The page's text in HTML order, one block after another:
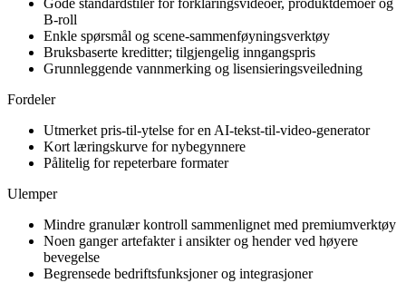
Gode standardstiler for forklaringsvideoer, produktdemoer og
B-roll
Enkle spørsmål og scene-sammenføyningsverktøy
Bruksbaserte kreditter; tilgjengelig inngangspris
Grunnleggende vannmerking og lisensieringsveiledning
Fordeler
Utmerket pris-til-ytelse for en AI-tekst-til-video-generator
Kort læringskurve for nybegynnere
Pålitelig for repeterbare formater
Ulemper
Mindre granulær kontroll sammenlignet med premiumverktøy
Noen ganger artefakter i ansikter og hender ved høyere
bevegelse
Begrensede bedriftsfunksjoner og integrasjoner